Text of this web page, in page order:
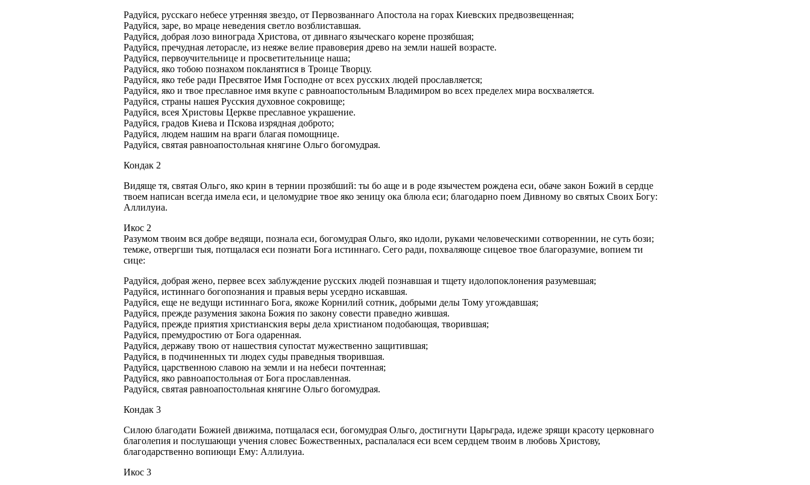
Радуйся, русскаго небесе утренняя звездо, от Первозваннаго Апостола на горах Киевских предвозвещенная;
Радуйся, заре, во мраце неведения светло возблиставшая.
Радуйся, добрая лозо винограда Христова, от дивнаго языческаго корене прозябшая;
Радуйся, пречудная леторасле, из неяже велие правоверия древо на земли нашей возрасте.
Радуйся, первоучительнице и просветительнице наша;
Радуйся, яко тобою познахом покланятися в Троице Творцу.
Радуйся, яко тебе ради Пресвятое Имя Господне от всех русских людей прославляется;
Радуйся, яко и твое преславное имя вкупе с равноапостольным Владимиром во всех пределех мира восхваляется.
Радуйся, страны нашея Русския духовное сокровище;
Радуйся, всея Христовы Церкве преславное украшение.
Радуйся, градов Киева и Пскова изрядная доброто;
Радуйся, людем нашим на враги благая помощнице.
Радуйся, святая равноапостольная княгине Ольго богомудрая.
Кондак 2
Видяще тя, святая Ольго, яко крин в тернии прозябший: ты бо аще и в роде язычестем рождена еси, обаче закон Божий в сердце
твоем написан всегда имела еси, и целомудрие твое яко зеницу ока блюла еси; благодарно поем Дивному во святых Своих Богу:
Аллилуиа.
Икос 2
Разумом твоим вся добре ведящи, познала еси, богомудрая Ольго, яко идоли, руками человеческими сотвореннии, не суть бози;
темже, отвергши тыя, потщалася еси познати Бога истиннаго. Сего ради, похваляюще сицевое твое благоразумие, вопием ти
сице:
Радуйся, добрая жено, первее всех заблуждение русских людей познавшая и тщету идолопоклонения разумевшая;
Радуйся, истиннаго богопознания и правыя веры усердно искавшая.
Радуйся, еще не ведущи истиннаго Бога, якоже Корнилий сотник, добрыми делы Тому угождавшая;
Радуйся, прежде разумения закона Божия по закону совести праведно жившая.
Радуйся, прежде приятия христианския веры дела христианом подобающая, творившая;
Радуйся, премудростию от Бога одаренная.
Радуйся, державу твою от нашествия супостат мужественно защитившая;
Радуйся, в подчиненных ти людех суды праведныя творившая.
Радуйся, царственною славою на земли и на небеси почтенная;
Радуйся, яко равноапостольная от Бога прославленная.
Радуйся, святая равноапостольная княгине Ольго богомудрая.
Кондак 3
Силою благодати Божией движима, потщалася еси, богомудрая Ольго, достигнути Царьграда, идеже зрящи красоту церковнаго
благолепия и послушающи учения словес Божественных, распалалася еси всем сердцем твоим в любовь Христову,
благодарственно вопиющи Ему: Аллилуиа.
Икос 3